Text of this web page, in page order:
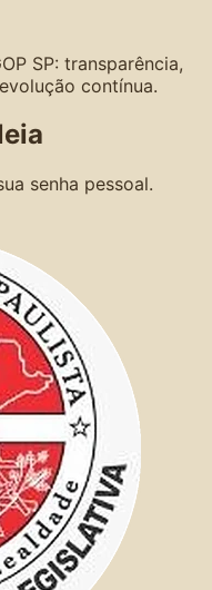
SP: transparência,
contínua.
senha pessoal.